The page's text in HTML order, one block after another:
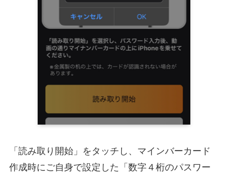
「読み取り開始」をタッチし、マインバーカード
作成時にご自身で設定した「数字４桁のパスワー